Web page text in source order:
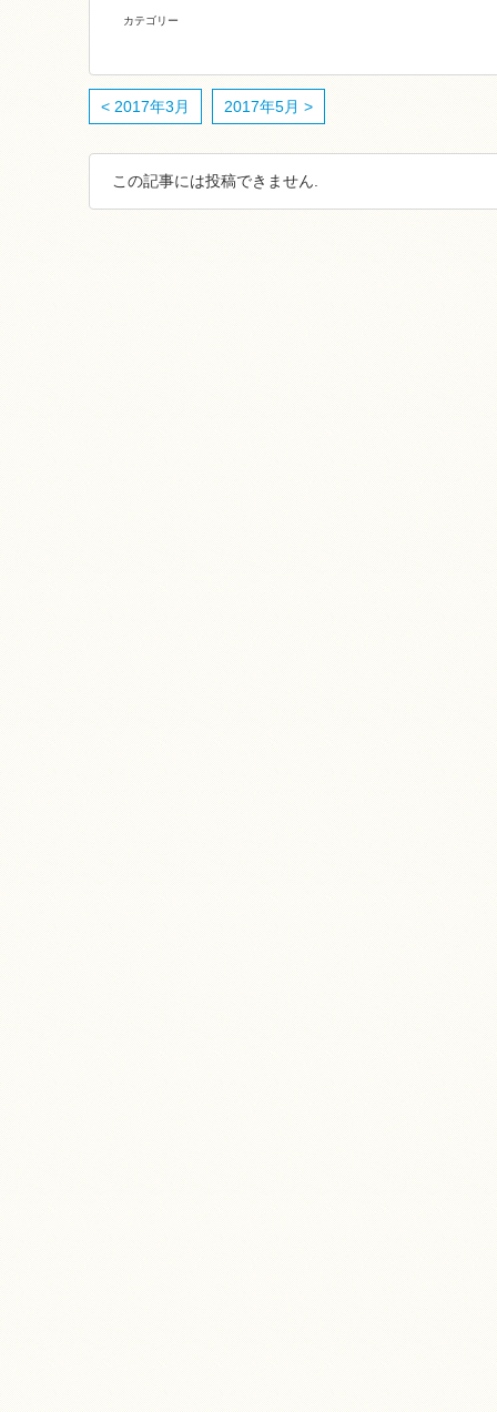
カテゴリー
< 2017年3月 2017年5月 >
この記事には投稿できません.